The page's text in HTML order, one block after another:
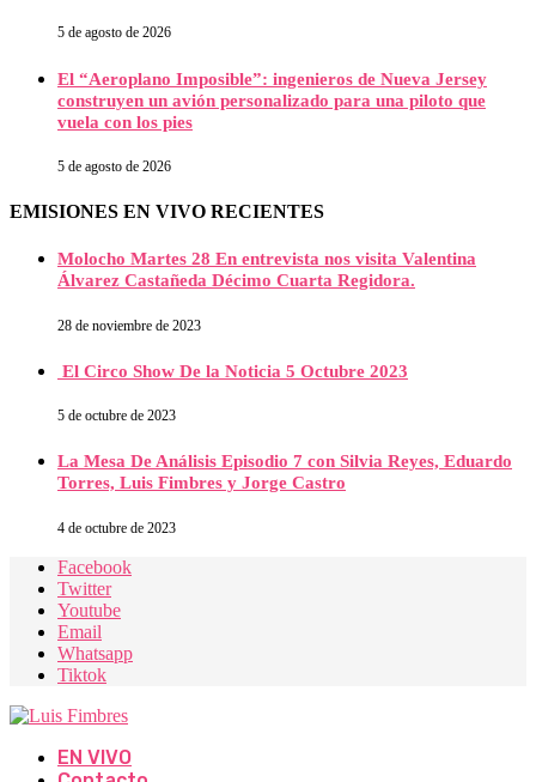
5 de agosto de 2026
El “Aeroplano Imposible”: ingenieros de Nueva Jersey
construyen un avión personalizado para una piloto que
vuela con los pies
5 de agosto de 2026
EMISIONES EN VIVO RECIENTES
Molocho Martes 28 En entrevista nos visita Valentina
Álvarez Castañeda Décimo Cuarta Regidora.
28 de noviembre de 2023
El Circo Show De la Noticia 5 Octubre 2023
5 de octubre de 2023
La Mesa De Análisis Episodio 7 con Silvia Reyes, Eduardo
Torres, Luis Fimbres y Jorge Castro
4 de octubre de 2023
Facebook
Twitter
Youtube
Email
Whatsapp
Tiktok
EN VIVO